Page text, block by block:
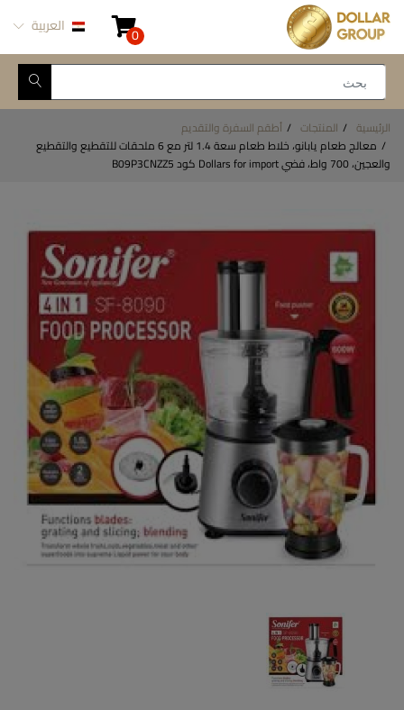
0 العربية
الرئيسية المنتجات
أطقم السفرة والتقديم
معالج طعام يابانو، خلاط طعام سعة 1.4 لتر مع 6 ملحقات للتقطيع والتقطيع
والعجين، 700 واط، فضي Dollars for import كود B09P3CNZZ5